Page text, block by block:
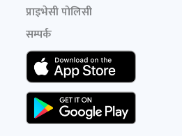
प्राइभेसी पोलिसी
सम्पर्क